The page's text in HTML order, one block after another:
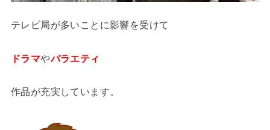
テレビ局が多いことに影響を受けて
ドラマやバラエティ
作品が充実しています。